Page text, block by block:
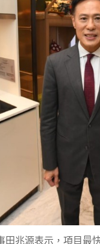
田兆源表示，項目最